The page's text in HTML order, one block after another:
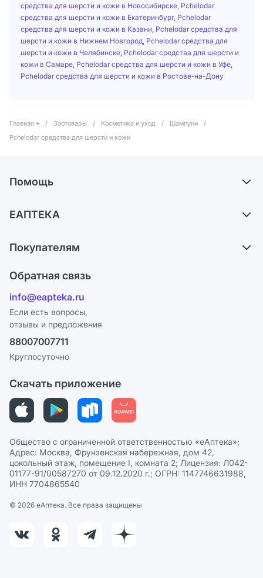
средства для шерсти и кожи в Новосибирске Pchelodar
средства для шерсти и кожи в Екатеринбург, Pchelodar
средства для шерсти и кожи в Казани Pchelodar средства для
шерсти и кожи в Нижнем Новгород Pchelodar средства для
шерсти и кожи в Челябинске Pchelodar средства для шерсти и
кожи в Самаре Pchelodar средства для шерсти и кожи в Уфе
Pchelodar средства для шерсти и кожи в Ростове-на-Дону
Главная / Зоотовары / Косметика и уход / Шампуни
/
Pchelodar средства для шерсти и кожи
Помощь
Самовывоз из аптек
Ответы на вопросы
Блог
ЕАПТЕКА
Карьера
Поставщики
Лицензия
Реклама на сайте
Ваши товары на ЕАПТЕКЕ
Покупателям
Программа СберСпасибо
Политика конфиденциальности
Пользовательское соглашение
Политика рекомендаций
Этика и соответствие
Политика в отношении обработки персональных данных
Обратная связь
info@eapteka.ru
Если есть вопросы,
отзывы и предложения
88007007711
Круглосуточно
Скачать приложение
Общество с ограниченной ответственностью «еАптека»;
Адрес: Москва, Фрунзенская набережная, дом 42,
цокольный этаж, помещение I, комната 2; Лицензия: Л042-
01177-91/00587270 от 09.12.2020 г.; ОГРН: 1147746631988,
ИНН 7704865540
© 2026 eАптека. Все права защищены